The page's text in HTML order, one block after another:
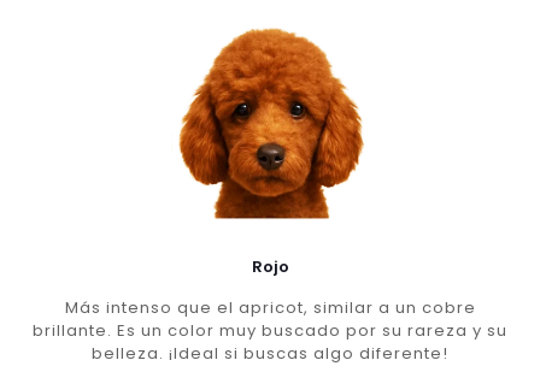
Rojo
Más intenso que el apricot, similar a un cobre
brillante. Es un color muy buscado por su rareza y su
belleza. ¡Ideal si buscas algo diferente!